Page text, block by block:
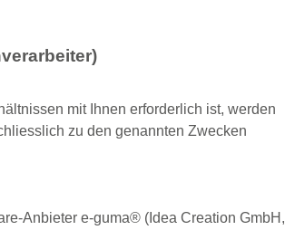
mit Ihnen erforderlich ist, werden
zu den genannten Zwecken
Anbieter e-guma® (Idea Creation GmbH,